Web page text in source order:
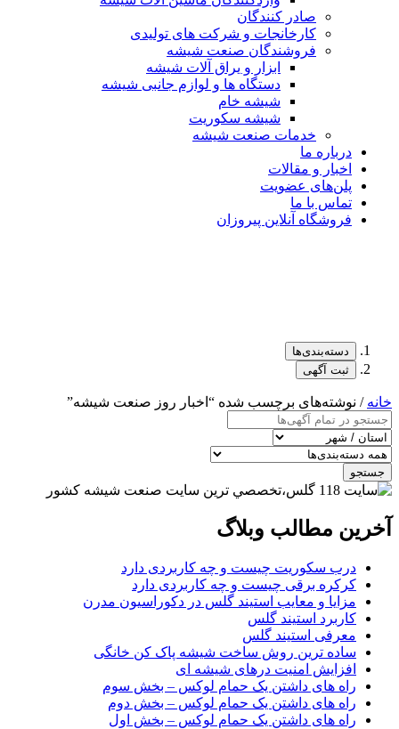
صادر کنندگان
کارخانجات و شرکت های تولیدی
فروشندگان صنعت شیشه
ابزار و یراق آلات شیشه
دستگاه ها و لوازم جانبی شیشه
شیشه خام
شیشه سکوریت
خدمات صنعت شیشه
درباره ما
اخبار و مقالات
پلن‌های عضویت
تماس با ما
فروشگاه آنلاین پیروزان
دسته‌بندی‌ها
ثبت آگهی
خانه / نوشته‌های برچسب شده “اخبار روز صنعت شيشه”
جستجو
آخرین مطالب وبلاگ
درب سکوریت چیست و چه کاربردی دارد
کرکره برقی چیست و چه کاربردی دارد
مزایا و معایب استیند گلس در دکوراسیون مدرن
کاربرد استیند گلس
معرفی استیند گلس
ساده ترین روش ساخت شیشه پاک کن خانگی
افزایش امنیت درهای شیشه ای
راه های داشتن یک حمام لوکس – بخش سوم
راه های داشتن یک حمام لوکس – بخش دوم
راه های داشتن یک حمام لوکس – بخش اول